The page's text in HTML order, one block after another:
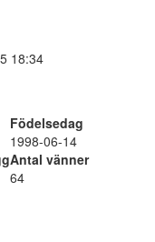
18:34
Födelsedag
1998-06-14
Antal vänner
64